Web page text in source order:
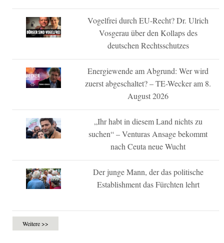
Vogelfrei durch EU-Recht? Dr. Ulrich
Vosgerau über den Kollaps des
deutschen Rechtsschutzes
Energiewende am Abgrund: Wer wird
zuerst abgeschaltet? – TE-Wecker am 8.
August 2026
„Ihr habt in diesem Land nichts zu
suchen“ – Venturas Ansage bekommt
nach Ceuta neue Wucht
Der junge Mann, der das politische
Establishment das Fürchten lehrt
Weitere >>